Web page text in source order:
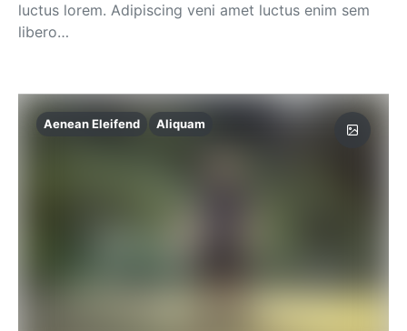
luctus lorem. Adipiscing veni amet luctus enim sem
libero…
Aenean Eleifend Aliquam